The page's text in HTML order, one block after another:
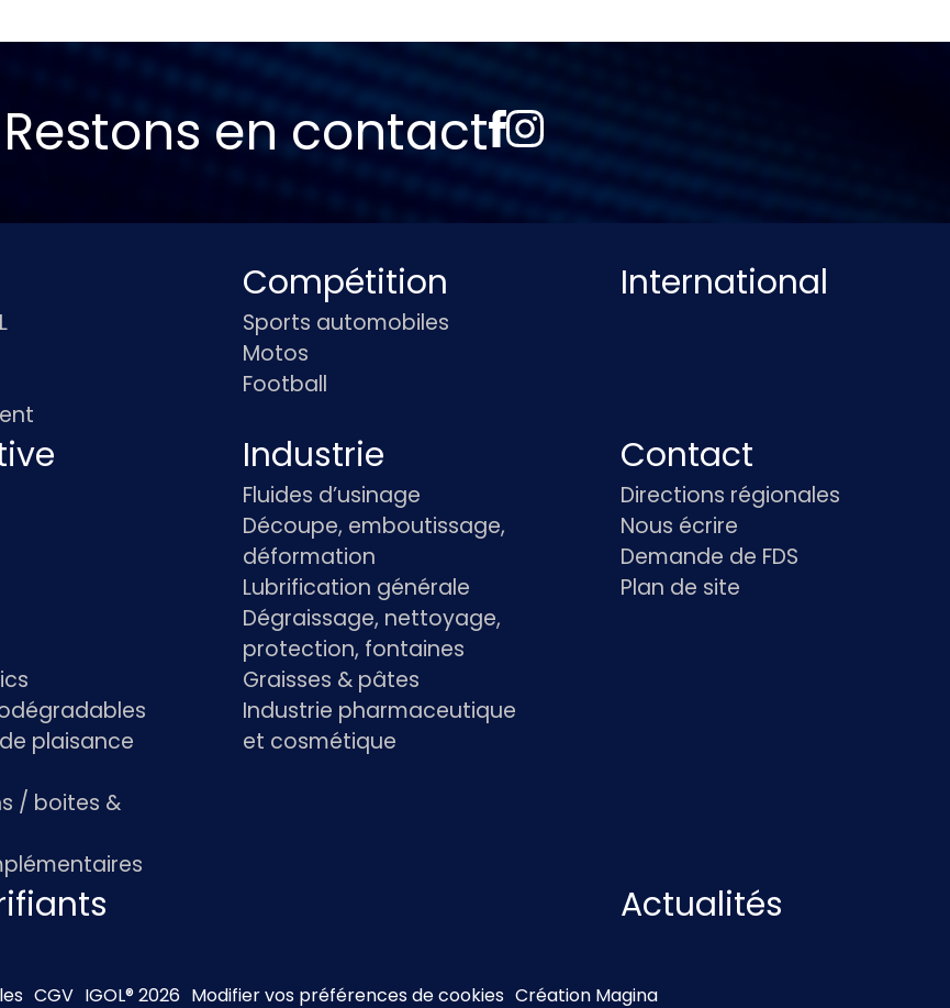
Restons en contact
Compétition
Sports automobiles
Motos
Football
International
plaisance
/ boites &
Industrie
Fluides d’usinage
Découpe, emboutissage,
déformation
Lubrification générale
Dégraissage, nettoyage,
protection, fontaines
Graisses & pâtes
Industrie pharmaceutique
et cosmétique
Contact
Directions régionales
Nous écrire
Demande de FDS
Plan de site
Actualités
CGV IGOL® 2026 Modifier vos préférences de cookies Création Magina